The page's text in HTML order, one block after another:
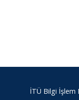
İTÜ Bilgi İşlem